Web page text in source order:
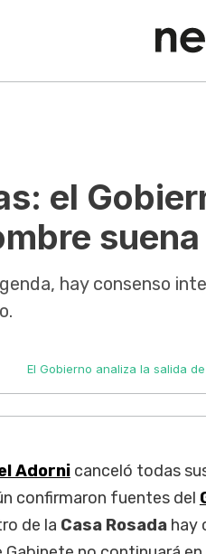
el
hay consenso
El Gobierno analiza la salida
Adornicanceló todas
confirmaron fuentes del
de la Casa Rosadahay